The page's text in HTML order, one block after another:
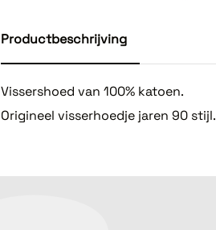
Productbeschrijving
Vissershoed van 100% katoen.
Origineel visserhoedje jaren 90 stijl.